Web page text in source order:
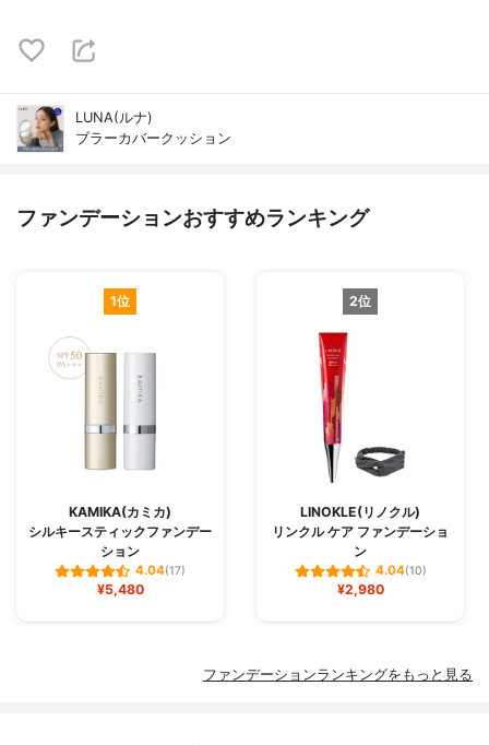
LUNA(ルナ)
ブラーカバークッション
ファンデーションおすすめランキング
1位
KAMIKA(カミカ)
シルキースティックファンデー
ション
4.04(17)
¥5,480
2位
LINOKLE(リノクル)
リンクル ケア ファンデーショ
ン
4.04(10)
¥2,980
ファンデーションランキングをもっと見る